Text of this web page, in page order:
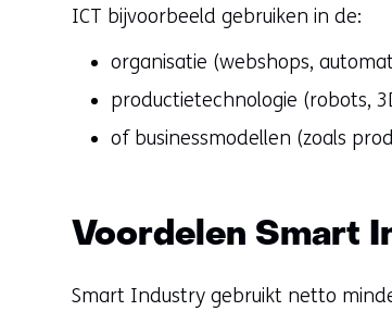
ICT bijvoorbeeld gebruiken in de:
organisatie (webshops,
productietechnologie (robots,
of businessmodellen (zoals
Voordelen Smart
Smart Industry gebruikt netto